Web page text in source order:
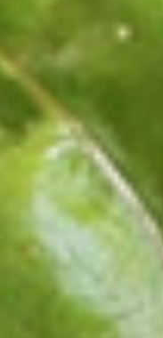
年に数度、店長自ら韓国を視察